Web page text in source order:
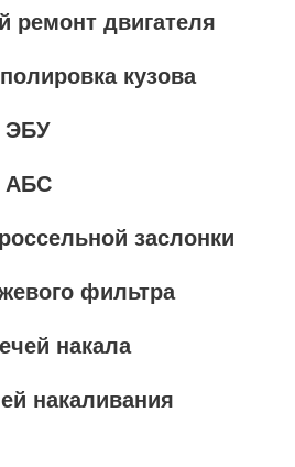
ремонт двигателя
кузова
ЭБУ
АБС
заслонки
фильтра
накала
накаливания